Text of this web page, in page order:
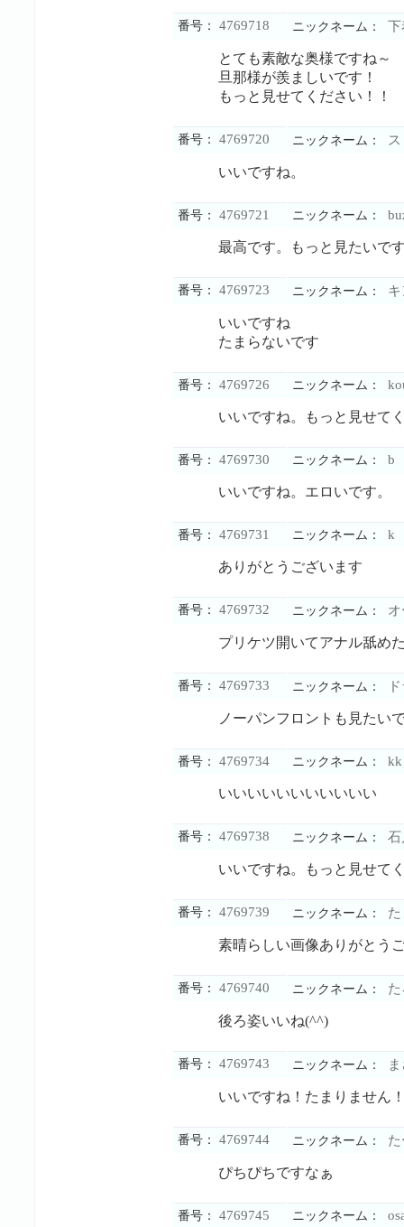
番号： 4769718 ニックネーム： 下
とても素敵な奥様ですね～
旦那様が羨ましいです！
もっと見せてください！！
番号： 4769720 ニックネーム：
いいですね。
番号： 4769721 ニックネーム：
最高です。もっと見たいで
番号： 4769723 ニックネーム：
いいですね
たまらないです
番号： 4769726 ニックネーム：
いいですね。もっと見せて
番号： 4769730 ニックネーム： b
いいですね。エロいです。
番号： 4769731 ニックネーム： k
ありがとうございます
番号： 4769732 ニックネーム：
プリケツ開いてアナル舐め
番号： 4769733 ニックネーム：
ノーパンフロントも見たい
番号： 4769734 ニックネーム： kk
いいいいいいいいいいい
番号： 4769738 ニックネーム： 石
いいですね。もっと見せて
番号： 4769739 ニックネーム：
素晴らしい画像ありがとう
番号： 4769740 ニックネーム：
後ろ姿いいね(^^)
番号： 4769743 ニックネーム：
いいですね！たまりません
番号： 4769744 ニックネーム：
ぴちぴちですなぁ
番号： 4769745 ニックネーム：